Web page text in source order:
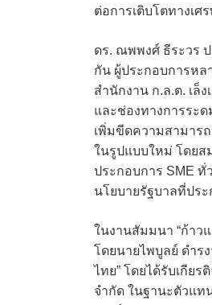
ต่อการเติบโตทางเศ
ดร. ณพพงศ์ ธีระวร
กัน ผู้ประกอบการหล
สำนักงาน ก.ล.ต. เล็
และช่องทางการระ
เพิ่มขีดความสามาร
ในรูปแบบใหม่ โดยส
ประกอบการ SME
นโยบายรัฐบาลที่ประ
ในงานสัมมนา “ก้าว
โดยนายไพบูลย์ ดำร
ไทย” โดยได้รับเกีย
จำกัด ในฐานะตัวแท